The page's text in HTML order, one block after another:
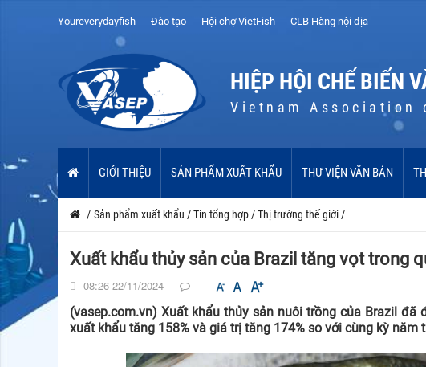
Youreverydayfish Đào tạo Hội chợ VietFish CLB Hàng nội địa
HIỆP HỘI CHẾ BIẾN
Vietnam Association
GIỚI THIỆU SẢN PHẨM XUẤT KHẨU THƯ VIỆN VĂN BẢN
/ Sản phẩm xuất khẩu /Tin tổng hợp /Thị trường thế giới /
Xuất khẩu thủy sản của Brazil tăng vọt trong
08:26 22/11/2024
(vasep.com.vn) Xuất khẩu thủy sản nuôi trồng của Brazil
xuất khẩu tăng 158% và giá trị tăng 174% so với cùng kỳ năm